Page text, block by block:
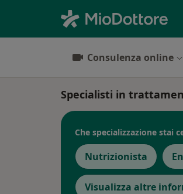
Consulenza online
Specialisti in
Che specializzazione stai
Nutrizionista
Visualizza altre